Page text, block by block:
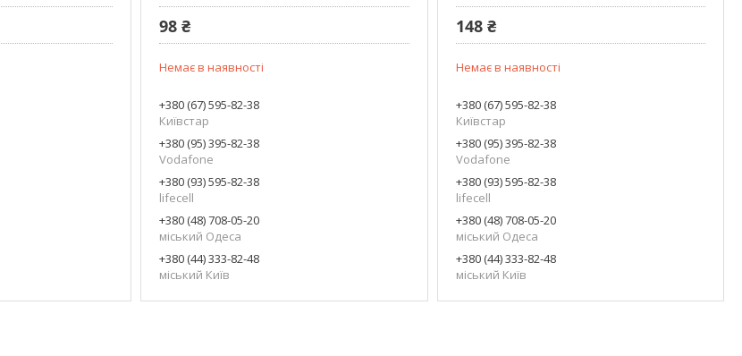
98 ₴
Немає в наявності
+380 (67) 595-82-38
Київстар
+380 (95) 395-82-38
Vodafone
+380 (93) 595-82-38
lifecell
+380 (48) 708-05-20
міський Одеса
+380 (44) 333-82-48
міський Київ
148 ₴
Немає в наявності
+380 (67) 595-82-38
Київстар
+380 (95) 395-82-38
Vodafone
+380 (93) 595-82-38
lifecell
+380 (48) 708-05-20
міський Одеса
+380 (44) 333-82-48
міський Київ